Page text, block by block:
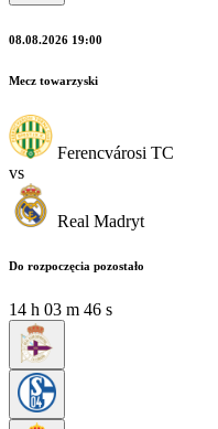
08.08.2026 19:00
Mecz towarzyski
Ferencvárosi TC
vs
Real Madryt
Do rozpoczęcia pozostało
14 h 03 m 45 s